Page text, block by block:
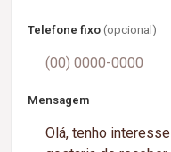
Telefone fixo (opcional)
Mensagem